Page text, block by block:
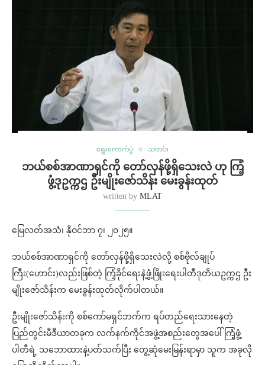
ရွေးကောက်ပွဲ သတင်း
ဘယ်စစ်အာဏာရှင်ကို တော်လှန်ဖို့ရှိသေးလဲ ဟု ကြံ့
ဖွံ့ဒုဥက္ကဌ ဦးမျိုးဇော်သိန်း မေးခွန်းထုတ်
written by MLAT
မြေလတ်အသံ၊ နိုဝင်ဘာ ၇၊ ၂၀၂၅။
ဘယ်စစ်အာဏာရှင်ကို တော်လှန်ဖို့ရှိသေးလဲလို့ စစ်ဗိုလ်ချုပ်
ကြီး(ဟောင်း)လည်းဖြစ်တဲ့ ကြံ့ခိုင်ရေးနဲ့ဖွံ့ဖြိုးရေးပါတီဒုတိယဥက္ကဌ ဦး
မျိုးဇော်သိန်းက မေးခွန်းထုတ်လိုက်ပါတယ်။
ဦးမျိုးဇော်သိန်းကို စစ်ကော်မရှင်ဘက်က ရပ်တည်ရေးသားနေတဲ့
ပြည်တွင်းမီဒီယာတခုက လက်နက်ကိုင်အဖွဲ့အစည်းတွေအပေါ် ကြံ့ဖွံ့
ပါတီရဲ့ သဘောထားနဲ့ပတ်သက်ပြီး တွေ့ဆုံမေးမြန်းရာမှာ သူက အခုလို